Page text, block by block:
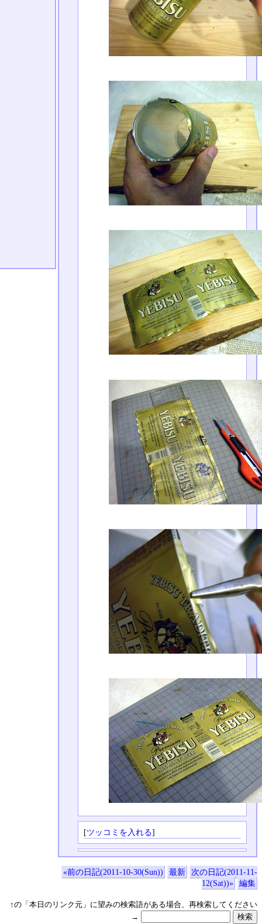
[ツッコミを入れる]
«前の日記(2011-10-30(Sun)) 最新
次の日記(2011-11-
12(Sat))»
編集
↑の「本日のリンク元」に望みの検索語がある場合、再検索してください
→